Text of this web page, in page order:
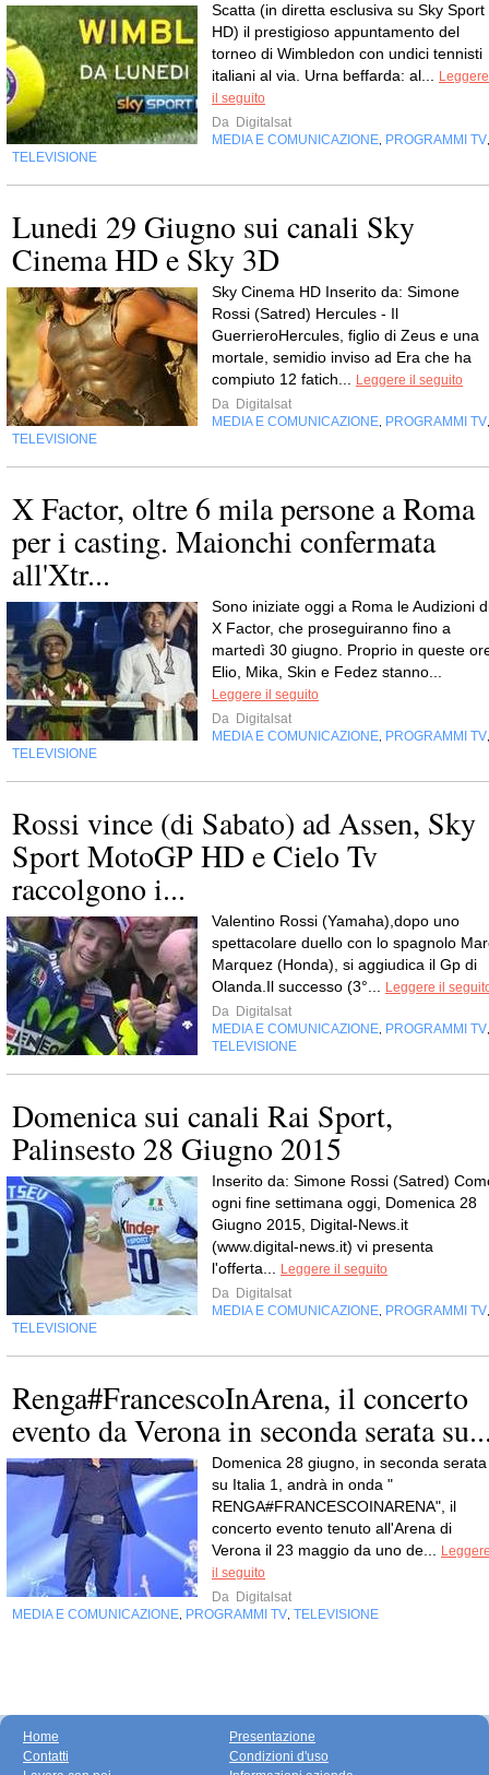
Scatta (in diretta esclusiva su Sky Sport
HD) il prestigioso appuntamento del
torneo di Wimbledon con undici tennisti
italiani al via. Urna beffarda: al... Leggere
il seguito
Da Digitalsat
MEDIA E COMUNICAZIONE, PROGRAMMI TV,
TELEVISIONE
Lunedi 29 Giugno sui canali Sky
Cinema HD e Sky 3D
Sky Cinema HD Inserito da: Simone
Rossi (Satred) Hercules - Il
GuerrieroHercules, figlio di Zeus e una
mortale, semidio inviso ad Era che ha
compiuto 12 fatich... Leggere il seguito
Da Digitalsat
MEDIA E COMUNICAZIONE, PROGRAMMI TV,
TELEVISIONE
X Factor, oltre 6 mila persone a Roma
per i casting. Maionchi confermata
all'Xtr...
Sono iniziate oggi a Roma le Audizioni
X Factor, che proseguiranno fino a
martedì 30 giugno. Proprio in queste
Elio, Mika, Skin e Fedez stanno...
Leggere il seguito
Da Digitalsat
MEDIA E COMUNICAZIONE, PROGRAMMI TV,
TELEVISIONE
Rossi vince (di Sabato) ad Assen, Sky
Sport MotoGP HD e Cielo Tv
raccolgono i...
Valentino Rossi (Yamaha),dopo uno
spettacolare duello con lo spagnolo
Marquez (Honda), si aggiudica il Gp di
Olanda.Il successo (3°... Leggere il
Da Digitalsat
MEDIA E COMUNICAZIONE, PROGRAMMI TV,
TELEVISIONE
Domenica sui canali Rai Sport,
Palinsesto 28 Giugno 2015
Inserito da: Simone Rossi (Satred)
ogni fine settimana oggi, Domenica 28
Giugno 2015, Digital-News.it
(www.digital-news.it) vi presenta
l'offerta... Leggere il seguito
Da Digitalsat
MEDIA E COMUNICAZIONE, PROGRAMMI TV,
TELEVISIONE
Renga#FrancescoInArena, il concerto
evento da Verona in seconda serata
Domenica 28 giugno, in seconda serata
su Italia 1, andrà in onda "
RENGA#FRANCESCOINARENA", il
concerto evento tenuto all'Arena di
Verona il 23 maggio da uno de...
il seguito
Da Digitalsat
MEDIA E COMUNICAZIONE, PROGRAMMI TV, TELEVISIONE
Home
Contatti
Presentazione
Condizioni d'uso